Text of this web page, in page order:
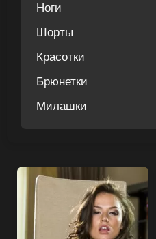
Ноги
Шорты
Красотки
Брюнетки
Милашки